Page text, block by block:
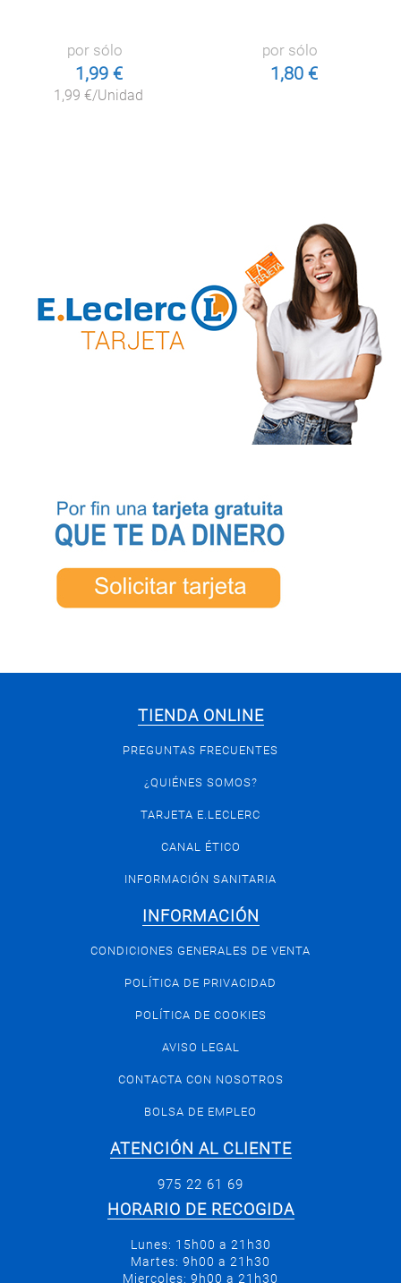
por sólo
1,99 €
1,99 €/Unidad
por sólo
1,80 €
TIENDA ONLINE
PREGUNTAS FRECUENTES
¿QUIÉNES SOMOS?
TARJETA E.LECLERC
CANAL ÉTICO
INFORMACIÓN SANITARIA
INFORMACIÓN
CONDICIONES GENERALES DE VENTA
POLÍTICA DE PRIVACIDAD
POLÍTICA DE COOKIES
AVISO LEGAL
CONTACTA CON NOSOTROS
BOLSA DE EMPLEO
ATENCIÓN AL CLIENTE
975 22 61 69
HORARIO DE RECOGIDA
Lunes: 15h00 a 21h30
Martes: 9h00 a 21h30
Miercoles: 9h00 a 21h30